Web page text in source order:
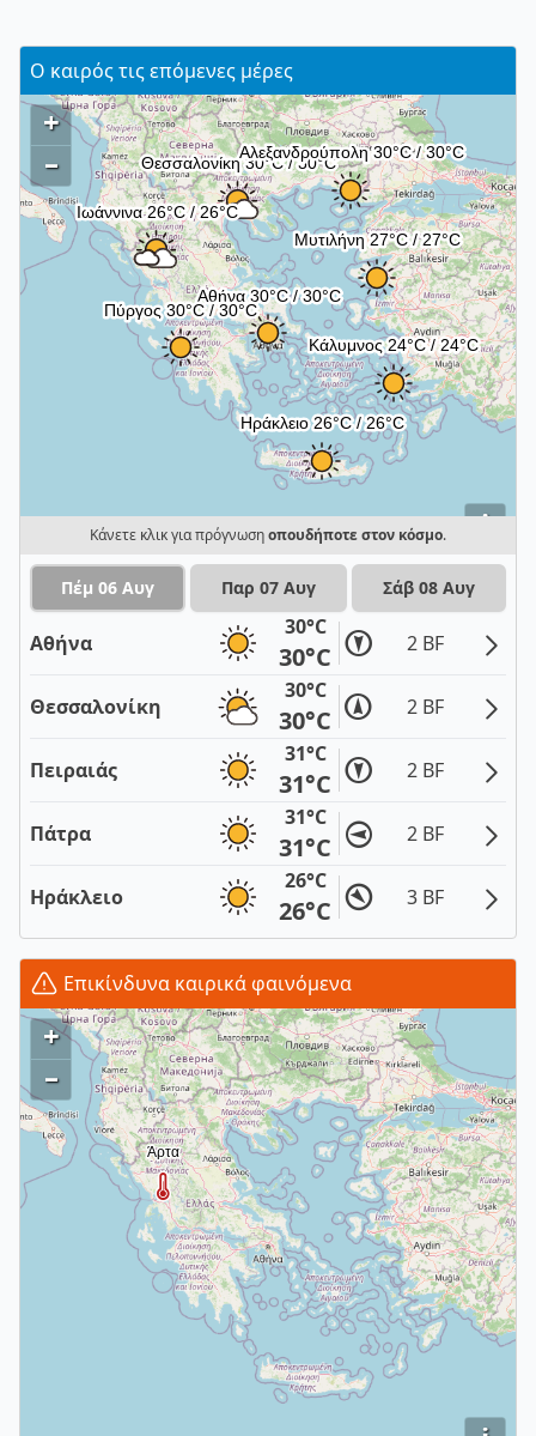
Ο καιρός τις επόμενες μέρες
i
+
–
Κάνετε κλικ για πρόγνωσηοπουδήποτε στον κόσμο.
Πέμ 06 Αυγ Παρ 07 Αυγ Σάβ 08 Αυγ
Αθήνα
30°C
30°C 2 BF
Θεσσαλονίκη
30°C
30°C 2 BF
Πειραιάς
31°C
31°C 2 BF
Πάτρα
31°C
31°C 2 BF
Ηράκλειο
26°C
26°C 3 BF
Επικίνδυνα καιρικά φαινόμενα
+
–